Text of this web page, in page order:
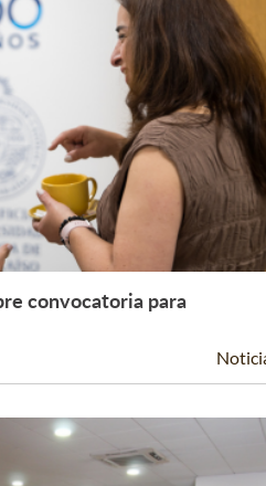
Leer Más +
convocatoria para